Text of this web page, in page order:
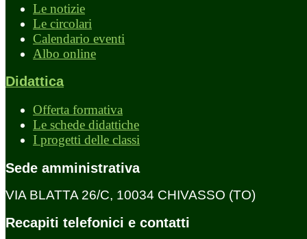
Le notizie
Le circolari
Calendario eventi
Albo online
Didattica
Offerta formativa
Le schede didattiche
I progetti delle classi
Sede amministrativa
VIA BLATTA 26/C, 10034 CHIVASSO (TO)
Recapiti telefonici e contatti